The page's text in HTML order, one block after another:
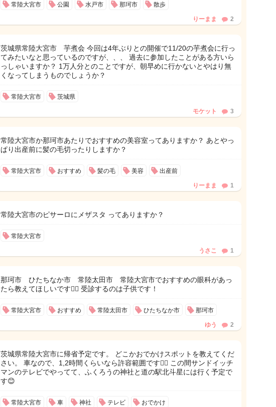
常陸大宮市 公園 水戸市 那珂市 散歩
りーまま 2
茨城県常陸大宮市 芋煮会 今回は4年ぶりとの開催で11/20の芋煮会に行っ
てみたいなと思っているのですが、、、 過去に参加したことがある方いら
っしゃいますか？ 1万人分とのことですが、朝早めに行かないとやはり無
くなってしまうものでしょうか？
常陸大宮市 茨城県
モケット 3
常陸大宮市か那珂市あたりでおすすめの美容室ってありますか？ あとやっ
ぱり出産前に髪の毛切ったりしますか？
常陸大宮市 おすすめ 髪の毛 美容 出産前
りーまま 1
常陸大宮市のピサーロにメザスタ ってありますか？
常陸大宮市
うさこ 1
那珂市 ひたちなか市 常陸太田市 常陸大宮市でおすすめの眼科があっ
たら教えてほしいです🙇‍♀️ 受診するのは子供です！
常陸大宮市 おすすめ 常陸太田市 ひたちなか市 那珂市
ゆう 2
茨城県常陸大宮市に帰省予定です。 どこかおでかけスポットを教えてくだ
さい。 車なので、1,2時間くらいなら許容範囲です🙆‍♀️ この間サンドイッチ
マンのテレビでやってて、ふくろうの神社と道の駅北斗星には行く予定で
す😊
常陸大宮市 車 神社 テレビ おでかけ